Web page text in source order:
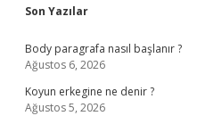
Sidebar
Son Yazılar
Body paragrafa nasıl başlanır ?
Ağustos 6, 2026
Koyun erkegine ne denir ?
Ağustos 5, 2026